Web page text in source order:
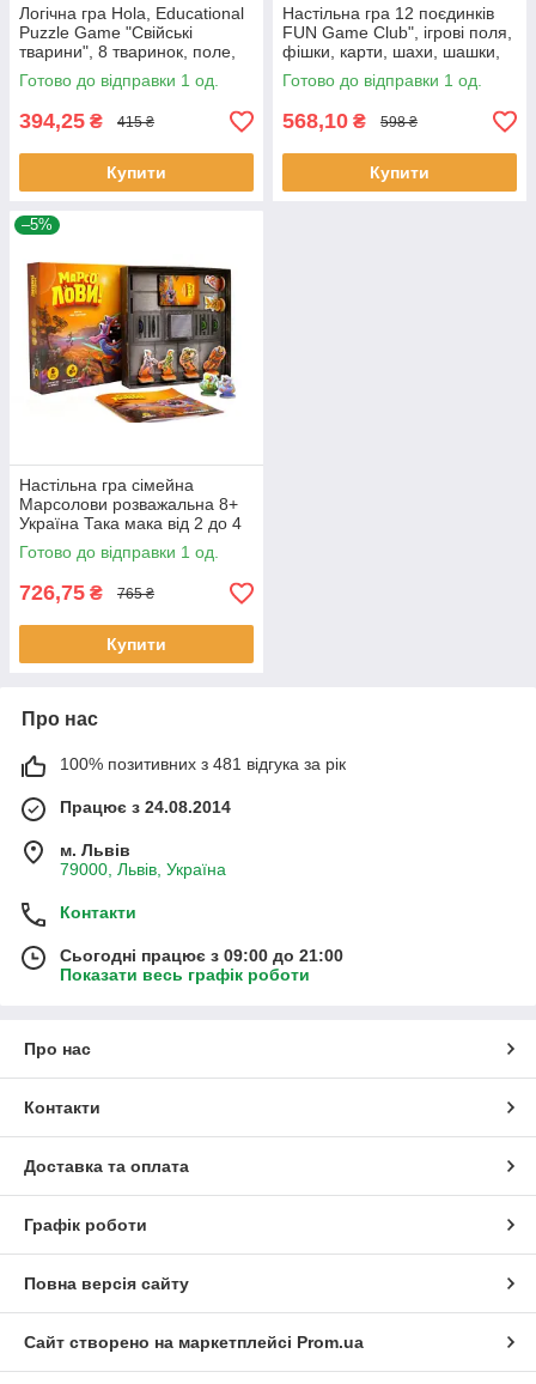
Логічна гра Hola, Educational
Puzzle Game "Свійські
тварини", 8 тваринок, поле,
будування загонів, в коробці
(E7977)
Готово до відправки 1 од.
394,25 ₴ 415 ₴
Купити
Настільна гра 12 поєдинків
FUN Game Club", ігрові поля,
фішки, карти, шахи, шашки,
кубик, в кор 38*5*32 (92918)
Готово до відправки 1 од.
568,10 ₴ 598 ₴
Купити
–5%
Настільна гра сімейна
Марсолови розважальна 8+
Україна Така мака від 2 до 4
гравців (90001-UA)
Готово до відправки 1 од.
726,75 ₴ 765 ₴
Купити
Про нас
100% позитивних з 481 відгука за рік
Працює з 24.08.2014
м. Львів
79000, Львів, Україна
Контакти
Сьогодні працює з 09:00 до 21:00
Показати весь графік роботи
Про нас
Контакти
Доставка та оплата
Графік роботи
Повна версія сайту
Сайт створено на маркетплейсі Prom.ua